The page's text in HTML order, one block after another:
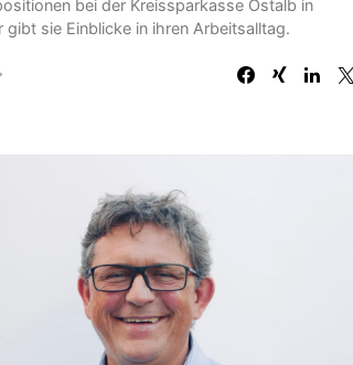
bei der Kreissparkasse Ostalb in
gibt sie Einblicke in ihren Arbeitsalltag.